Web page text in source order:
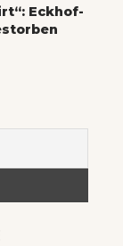
Eckhof-